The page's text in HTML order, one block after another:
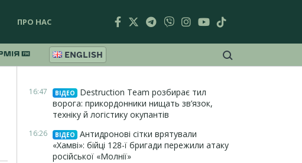
ПРО НАС
ENGLISH
16:47 ВІДЕО
Destruction Team розбирає тил
ворога: прикордонники нищать зв’язок,
техніку й логістику окупантів
16:26 ВІДЕО
Антидронові сітки врятували
«Хамві»: бійці 128-ї бригади пережили атаку
російської «Молнії»